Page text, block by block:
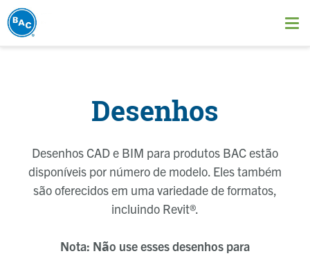
Pular
para
Desenhos
Desenhos CAD e BIM para produtos BAC estão
disponíveis por número de modelo. Eles também
são oferecidos em uma variedade de formatos,
incluindo Revit®.
Nota: Não use esses desenhos para